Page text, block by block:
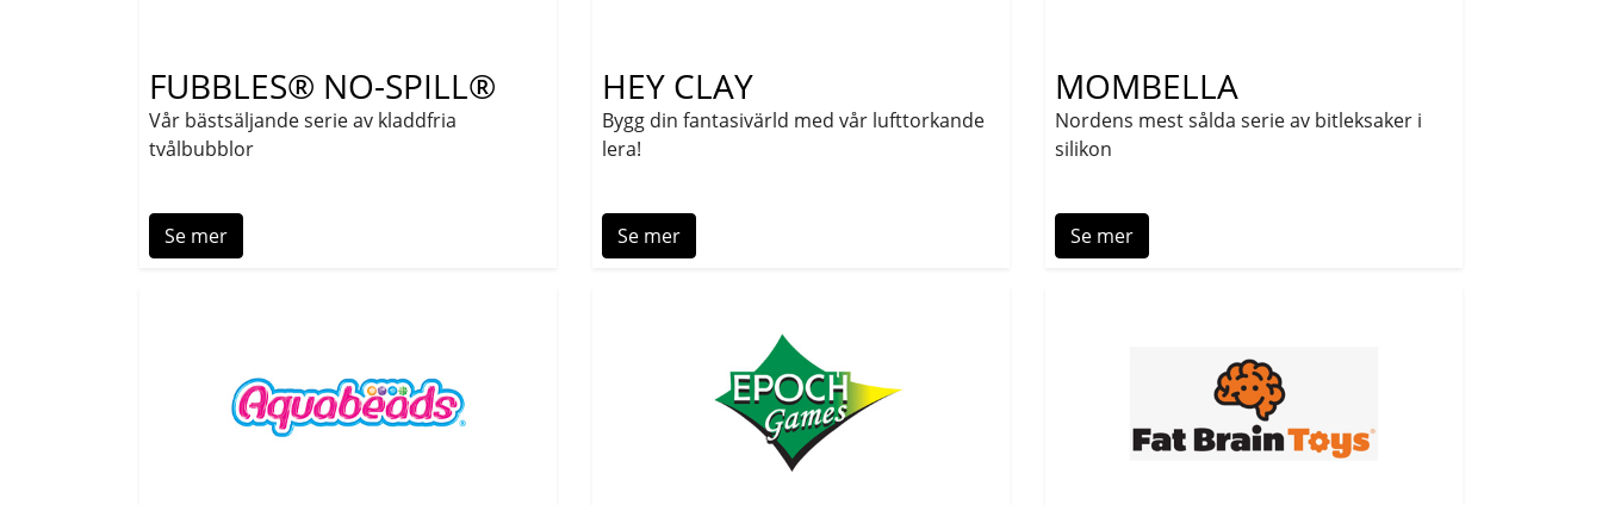
FUBBLES® NO-SPILL®
Vår bästsäljande serie av kladdfria
tvålbubblor
Se mer
HEY CLAY
Bygg din fantasivärld med vår lufttorkande
lera!
Se mer
MOMBELLA
Nordens mest sålda serie av bitleksaker i
silikon
Se mer